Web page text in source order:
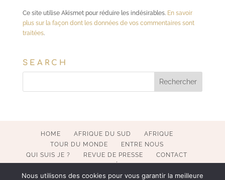
Ce site utilise Akismet pour réduire les indésirables. En savoir
plus sur la façon dont les données de vos commentaires sont
traitées.
SEARCH
HOME AFRIQUE DU SUD
AFRIQUE
TOUR DU MONDE
ENTRE NOUS
QUI SUIS JE ?
REVUE DE PRESSE
CONTACT
Nous utilisons des cookies pour vous garantir la meilleure